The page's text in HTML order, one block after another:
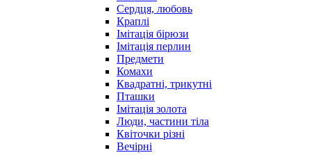
Сердця, любовь
Краплі
Імітація бірюзи
Імітація перлин
Предмети
Комахи
Квадратні, трикутні
Пташки
Імітація золота
Люди, частини тіла
Квіточки різні
Вечірні